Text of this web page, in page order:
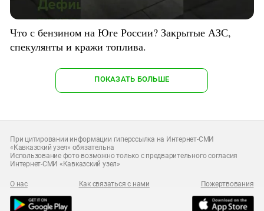
Что с бензином на Юге России? Закрытые АЗС,
спекулянты и кражи топлива.
ПОКАЗАТЬ БОЛЬШЕ
При цитировании информации гиперссылка на Интернет-СМИ
«Кавказский узел» обязательна
Использование фото возможно только с предварительного согласия
Интернет-СМИ «Кавказский узел»
О нас Как связаться с нами Пожертвования